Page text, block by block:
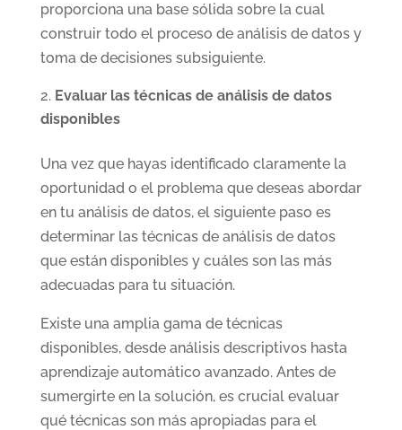
proporciona una base sólida sobre la cual
construir todo el proceso de análisis de datos y
toma de decisiones subsiguiente.
Evaluar las técnicas de análisis de datos
disponibles
Una vez que hayas identificado claramente la
oportunidad o el problema que deseas abordar
en tu análisis de datos, el siguiente paso es
determinar las técnicas de análisis de datos
que están disponibles y cuáles son las más
adecuadas para tu situación.
Existe una amplia gama de técnicas
disponibles, desde análisis descriptivos hasta
aprendizaje automático avanzado. Antes de
sumergirte en la solución, es crucial evaluar
qué técnicas son más apropiadas para el